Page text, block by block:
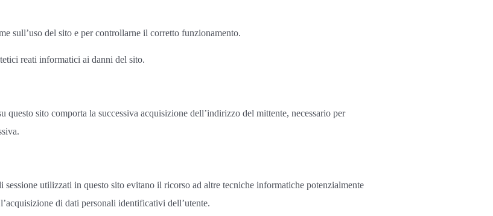
sull’uso del sito e per controllarne il corretto funzionamento.
reati informatici ai danni del sito.
sito comporta la successiva acquisizione dell’indirizzo del mittente, necessario per
utilizzati in questo sito evitano il ricorso ad altre tecniche informatiche potenzialmente
di dati personali identificativi dell’utente.